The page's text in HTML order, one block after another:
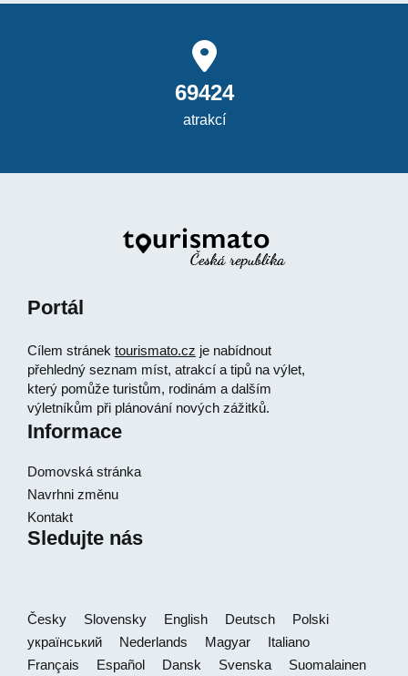
69424
atrakcí
Portál
Cílem stránek tourismato.cz je nabídnout
přehledný seznam míst, atrakcí a tipů na výlet,
který pomůže turistům, rodinám a dalším
výletníkům při plánování nových zážitků.
Informace
Domovská stránka
Navrhni změnu
Kontakt
Sledujte nás
Česky Slovensky English Deutsch
Polski
український
Nederlands Magyar
Italiano
Français
Español Dansk Svenska Suomalainen